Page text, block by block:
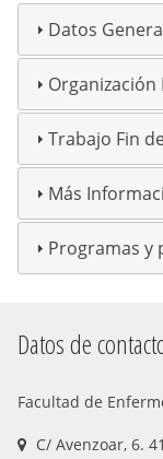
Datos
Organización
Trabajo Fin
Más
Programas y
Datos de
Facultad de
C/ Avenzoar, 6.